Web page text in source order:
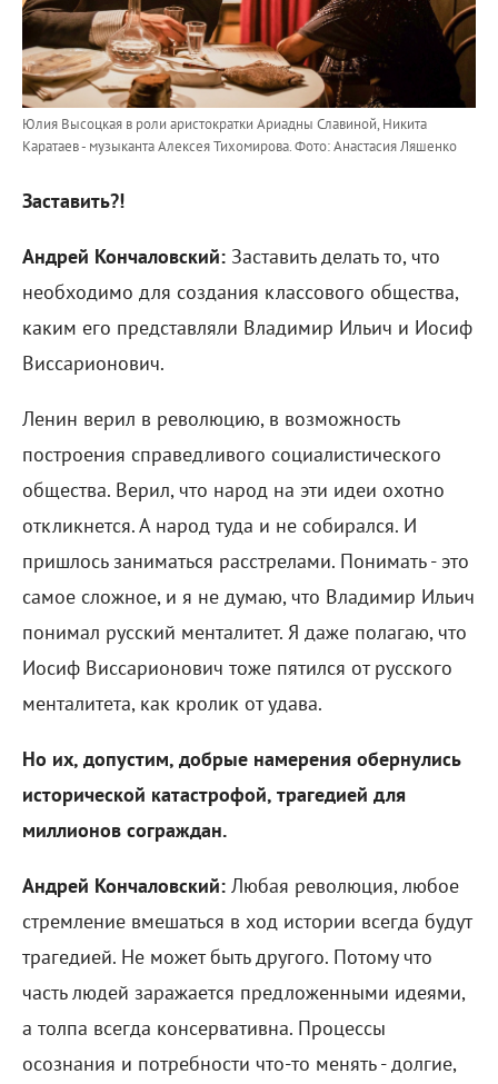
Юлия Высоцкая в роли аристократки Ариадны Славиной, Никита
Каратаев - музыканта Алексея Тихомирова.Фото: Анастасия Ляшенко
Заставить?!
Андрей Кончаловский: Заставить делать то, что
необходимо для создания классового общества,
каким его представляли Владимир Ильич и Иосиф
Виссарионович.
Ленин верил в революцию, в возможность
построения справедливого социалистического
общества. Верил, что народ на эти идеи охотно
откликнется. А народ туда и не собирался. И
пришлось заниматься расстрелами. Понимать - это
самое сложное, и я не думаю, что Владимир Ильич
понимал русский менталитет. Я даже полагаю, что
Иосиф Виссарионович тоже пятился от русского
менталитета, как кролик от удава.
Но их, допустим, добрые намерения обернулись
исторической катастрофой, трагедией для
миллионов сограждан.
Андрей Кончаловский: Любая революция, любое
стремление вмешаться в ход истории всегда будут
трагедией. Не может быть другого. Потому что
часть людей заражается предложенными идеями,
а толпа всегда консервативна. Процессы
осознания и потребности что-то менять - долгие,